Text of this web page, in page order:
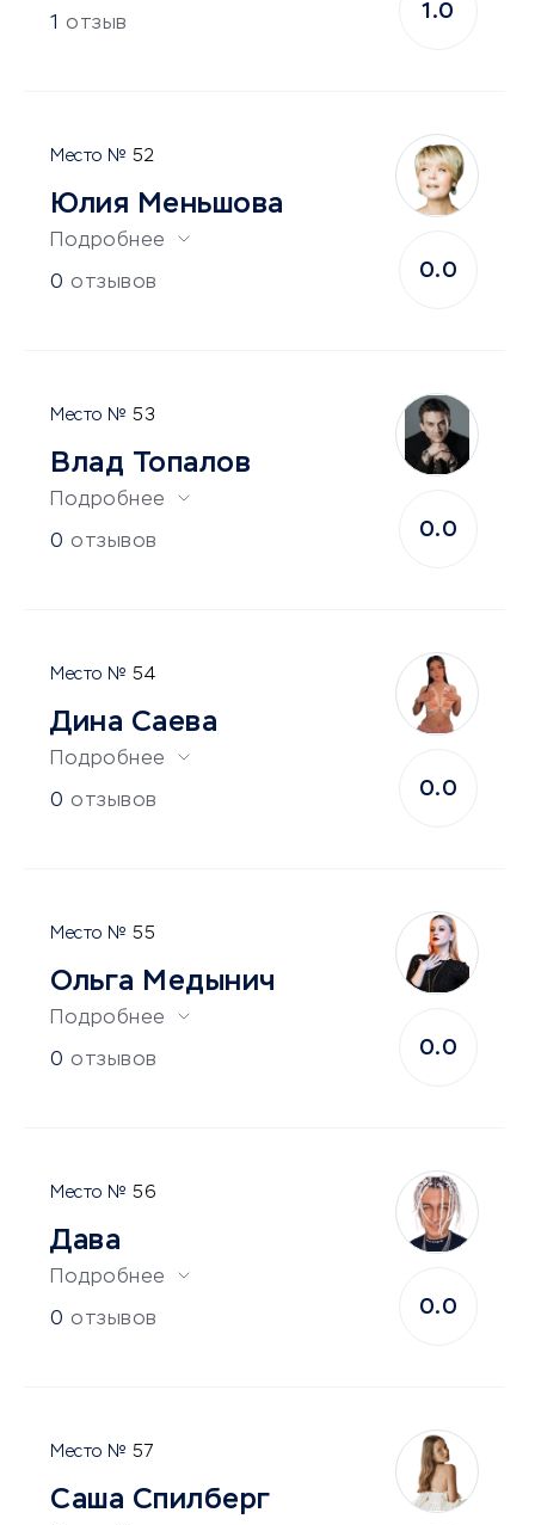
1 отзыв
1.0
52
Юлия Меньшова
Подробнее
0 отзывов
0.0
53
Влад Топалов
Подробнее
0 отзывов
0.0
54
Дина Саева
Подробнее
0 отзывов
0.0
55
Ольга Медынич
Подробнее
0 отзывов
0.0
56
Дава
Подробнее
0 отзывов
0.0
57
Саша Спилберг